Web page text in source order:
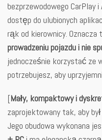
bezprzewodowego CarPlay
dostęp do ulubionych
rąk od kierownicy. Oznacza
prowadzeniu pojazdu i nie
jednocześnie korzystać
potrzebujesz, aby
[Mały, kompaktowy i
zaprojektowany tak, aby
Jego obudowa wykonana